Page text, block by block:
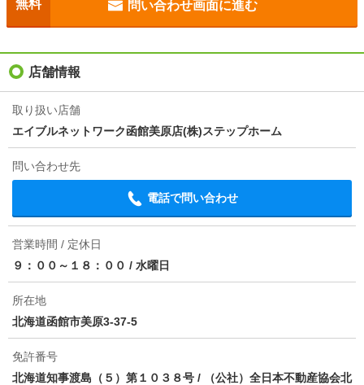
入居
契約期間 普通借家 2年
損保
保証会社利用必 実費（初回保証料:月額家賃の50％・
情報更新日 2026/08/07
次回更新予定日
無料 問い合わせ画面に進む
店舗情報
取り扱い店舗
エイブルネットワーク函館美原店(株)ステップホーム
問い合わせ先
電話で問い合わせ
営業時間 / 定休日
９：００～１８：００ / 水曜日
所在地
北海道函館市美原3-37-5
免許番号
北海道知事渡島（５）第１０３８号 / （公社）全日本不動産協会北